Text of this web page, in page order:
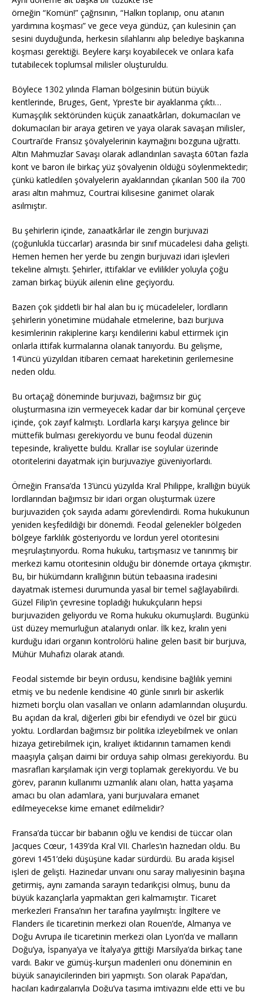
örneğin “Komün!” çağrısının, “Halkın toplanıp, onu atanın
yardımına koşması” ve gece veya gündüz, çan kulesinin çan
sesini duyduğunda, herkesin silahlarını alıp belediye başkanına
koşması gerektiği. Beylere karşı koyabilecek ve onlara kafa
tutabilecek toplumsal milisler oluşturuldu.
Böylece 1302 yılında Flaman bölgesinin bütün büyük
kentlerinde, Bruges, Gent, Ypres’te bir ayaklanma çıktı…
Kumaşçılık sektöründen küçük zanaatkârları, dokumacıları ve
dokumacıları bir araya getiren ve yaya olarak savaşan milisler,
Courtrai’de Fransız şövalyelerinin kaymağını bozguna uğrattı.
Altın Mahmuzlar Savaşı olarak adlandırılan savaşta 60’tan fazla
kont ve baron ile birkaç yüz şövalyenin öldüğü söylenmektedir;
çünkü katledilen şövalyelerin ayaklarından çıkarılan 500 ila 700
arası altın mahmuz, Courtrai kilisesine ganimet olarak
asılmıştır.
Bu şehirlerin içinde, zanaatkârlar ile zengin burjuvazi
(çoğunlukla tüccarlar) arasında bir sınıf mücadelesi daha gelişti.
Hemen hemen her yerde bu zengin burjuvazi idari işlevleri
tekeline almıştı. Şehirler, ittifaklar ve evlilikler yoluyla çoğu
zaman birkaç büyük ailenin eline geçiyordu.
Bazen çok şiddetli bir hal alan bu iç mücadeleler, lordların
şehirlerin yönetimine müdahale etmelerine, bazı burjuva
kesimlerinin rakiplerine karşı kendilerini kabul ettirmek için
onlarla ittifak kurmalarına olanak tanıyordu. Bu gelişme,
14’üncü yüzyıldan itibaren cemaat hareketinin gerilemesine
neden oldu.
Bu ortaçağ döneminde burjuvazi, bağımsız bir güç
oluşturmasına izin vermeyecek kadar dar bir komünal çerçeve
içinde, çok zayıf kalmıştı. Lordlarla karşı karşıya gelince bir
müttefik bulması gerekiyordu ve bunu feodal düzenin
tepesinde, kraliyette buldu. Krallar ise soylular üzerinde
otoritelerini dayatmak için burjuvaziye güveniyorlardı.
Örneğin Fransa’da 13’üncü yüzyılda Kral Philippe, krallığın büyük
lordlarından bağımsız bir idari organ oluşturmak üzere
burjuvaziden çok sayıda adamı görevlendirdi. Roma hukukunun
yeniden keşfedildiği bir dönemdi. Feodal gelenekler bölgeden
bölgeye farklılık gösteriyordu ve lordun yerel otoritesini
meşrulaştırıyordu. Roma hukuku, tartışmasız ve tanınmış bir
merkezi kamu otoritesinin olduğu bir dönemde ortaya çıkmıştır.
Bu, bir hükümdarın krallığının bütün tebaasına iradesini
dayatmak istemesi durumunda yasal bir temel sağlayabilirdi.
Güzel Filip’in çevresine topladığı hukukçuların hepsi
burjuvaziden geliyordu ve Roma hukuku okumuşlardı. Bugünkü
üst düzey memurluğun atalarıydı onlar. İlk kez, kralın yeni
kurduğu idari organın kontrolörü haline gelen basit bir burjuva,
Mühür Muhafızı olarak atandı.
Feodal sistemde bir beyin ordusu, kendisine bağlılık yemini
etmiş ve bu nedenle kendisine 40 günle sınırlı bir askerlik
hizmeti borçlu olan vasalları ve onların adamlarından oluşurdu.
Bu açıdan da kral, diğerleri gibi bir efendiydi ve özel bir gücü
yoktu. Lordlardan bağımsız bir politika izleyebilmek ve onları
hizaya getirebilmek için, kraliyet iktidarının tamamen kendi
maaşıyla çalışan daimi bir orduya sahip olması gerekiyordu. Bu
masrafları karşılamak için vergi toplamak gerekiyordu. Ve bu
görev, paranın kullanımı uzmanlık alanı olan, hatta yaşama
amacı bu olan adamlara, yani burjuvalara emanet
edilmeyecekse kime emanet edilmelidir?
Fransa’da tüccar bir babanın oğlu ve kendisi de tüccar olan
Jacques Cœur, 1439’da Kral VII. Charles’ın haznedarı oldu. Bu
görevi 1451’deki düşüşüne kadar sürdürdü. Bu arada kişisel
işleri de gelişti. Hazinedar unvanı onu saray maliyesinin başına
getirmiş, aynı zamanda sarayın tedarikçisi olmuş, bunu da
büyük kazançlarla yapmaktan geri kalmamıştır. Ticaret
merkezleri Fransa’nın her tarafına yayılmıştı: İngiltere ve
Flanders ile ticaretinin merkezi olan Rouen’de, Almanya ve
Doğu Avrupa ile ticaretinin merkezi olan Lyon’da ve malların
Doğu’ya, İspanya’ya ve İtalya’ya gittiği Marsilya’da birkaç tane
vardı. Bakır ve gümüş-kurşun madenleri onu döneminin en
büyük sanayicilerinden biri yapmıştı. Son olarak Papa’dan,
hacıları kadırgalarıyla Doğu’ya taşıma imtiyazını elde etti ve bu